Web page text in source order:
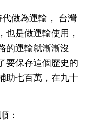
做為運輸， 台灣
也是做運輸使用，
的運輸就漸漸沒
要保存這個歷史的
助七百萬，在九十
：